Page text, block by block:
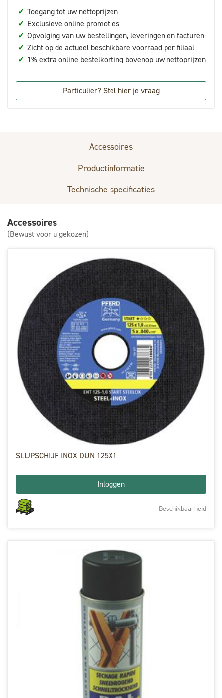
✓ Toegang tot uw nettoprijzen
✓ Exclusieve online promoties
✓ Opvolging van uw bestellingen, leveringen en facturen
✓ Zicht op de actueel beschikbare voorraad per filiaal
✓ 1% extra online bestelkorting bovenop uw nettoprijzen
Particulier? Stel hier je vraag
Accessoires
Productinformatie
Technische specificaties
Accessoires
(Bewust voor u gekozen)
SLIJPSCHIJF INOX DUN 125X1
Inloggen
Beschikbaarheid